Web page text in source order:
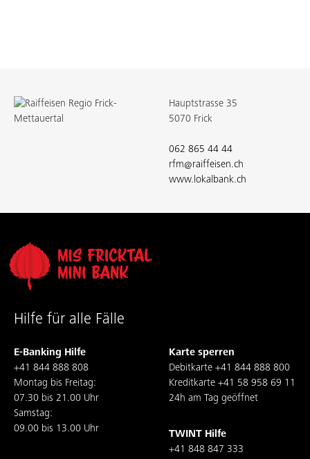
Hauptstrasse 35
5070 Frick
062 865 44 44
rfm@raiffeisen.ch
www.lokalbank.ch
Hilfe für alle Fälle
E-Banking Hilfe
+41 844 888 808
Montag bis Freitag:
07.30 bis 21.00 Uhr
Samstag:
09.00 bis 13.00 Uhr
Karte sperren
Debitkarte +41 844 888 800
Kreditkarte +41 58 958 69 11
24h am Tag geöffnet
TWINT Hilfe
+41 848 847 333